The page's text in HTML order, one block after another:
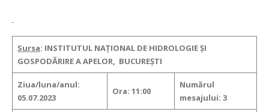
Sursa: INSTITUTUL NAȚIONAL DE HIDROLOGIE ȘI
GOSPODĂRIRE A APELOR, BUCUREȘTI
Ziua/luna/anul:
05.07.2023
Ora: 11:00
Numărul
mesajului: 3